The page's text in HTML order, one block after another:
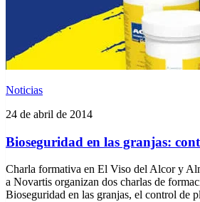
Noticias
24 de abril de 2014
Bioseguridad en las granjas:
Charla formativa en El Viso del Alcor y
a Novartis organizan dos charlas de
Bioseguridad en las granjas, el control de